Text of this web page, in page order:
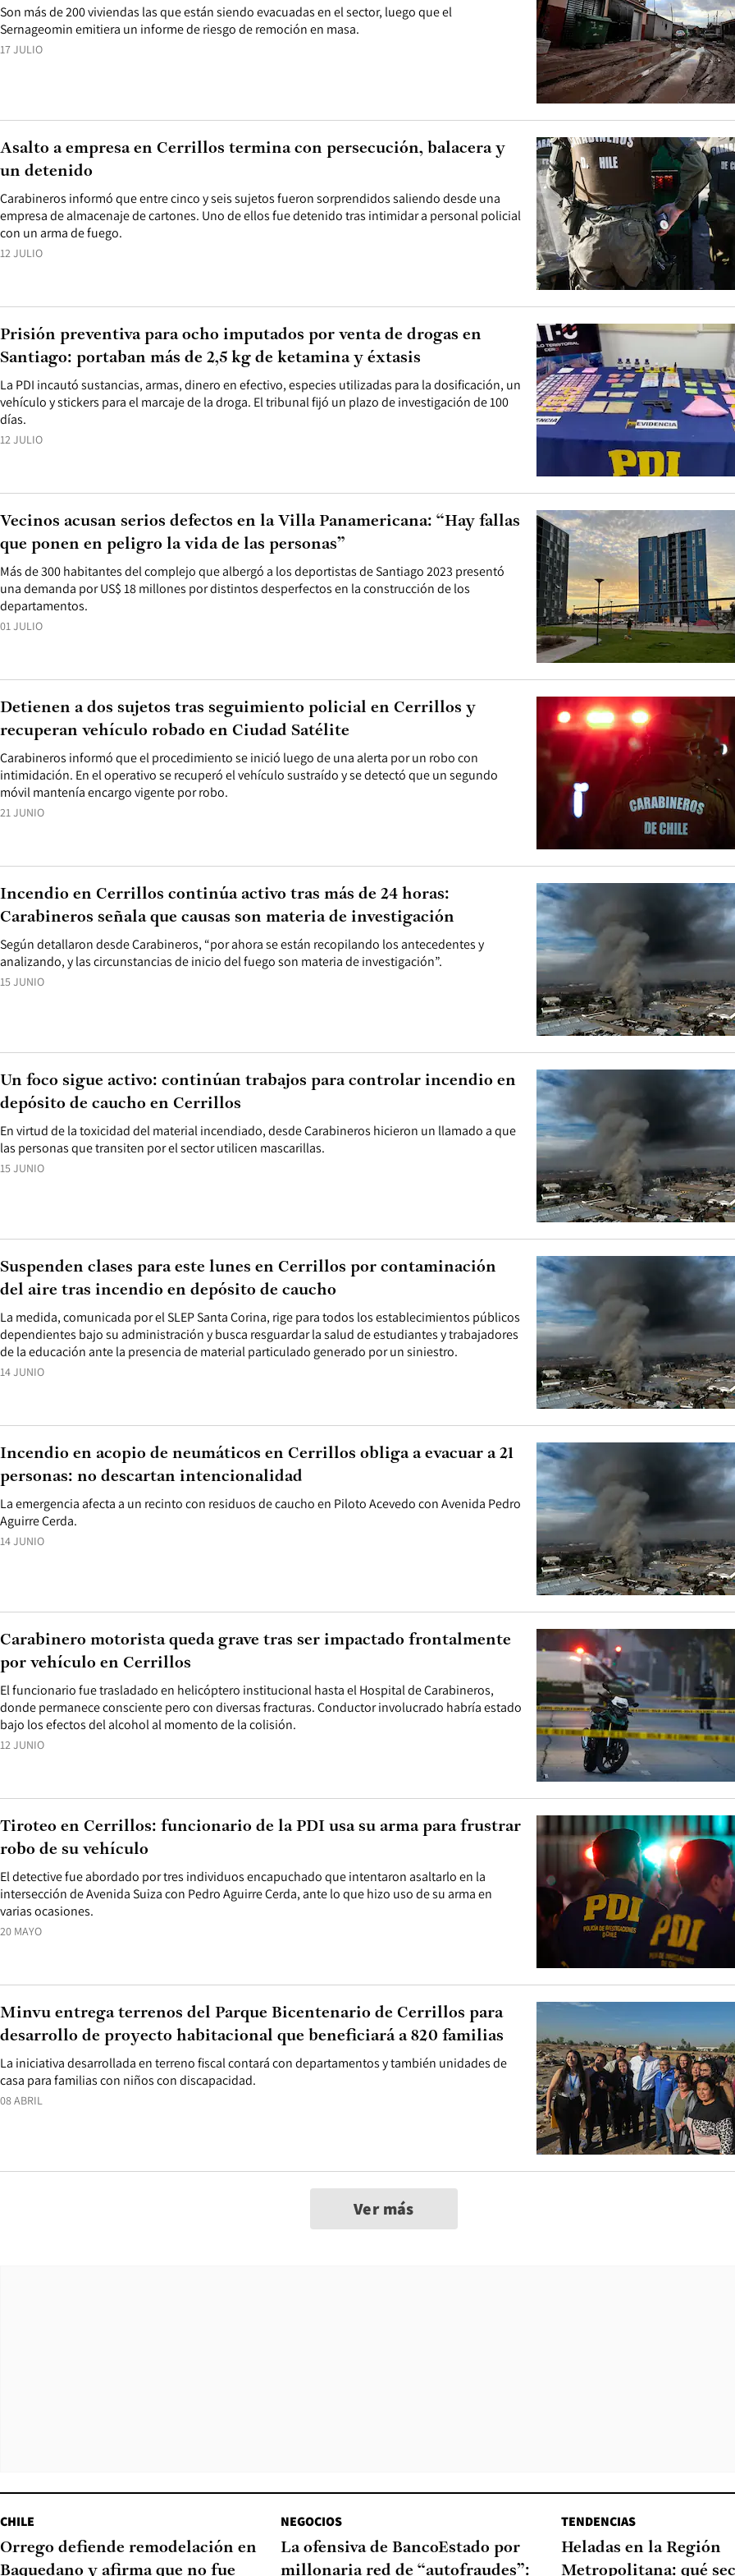
17 JULIO
Son más de 200 viviendas las que están siendo evacuadas en el sector, luego que el
Sernageomin emitiera un informe de riesgo de remoción en masa.
12 JULIO
Carabineros informó que entre cinco y seis sujetos fueron sorprendidos saliendo desde una
empresa de almacenaje de cartones. Uno de ellos fue detenido tras intimidar a personal policial
con un arma de fuego.
Asalto a empresa en Cerrillos termina con persecución, balacera y
un detenido
12 JULIO
La PDI incautó sustancias, armas, dinero en efectivo, especies utilizadas para la dosificación, un
vehículo y stickers para el marcaje de la droga. El tribunal fijó un plazo de investigación de 100
días.
Prisión preventiva para ocho imputados por venta de drogas en
Santiago: portaban más de 2,5 kg de ketamina y éxtasis
01 JULIO
Más de 300 habitantes del complejo que albergó a los deportistas de Santiago 2023 presentó
una demanda por US$ 18 millones por distintos desperfectos en la construcción de los
departamentos.
Vecinos acusan serios defectos en la Villa Panamericana: “Hay fallas
que ponen en peligro la vida de las personas”
21 JUNIO
Carabineros informó que el procedimiento se inició luego de una alerta por un robo con
intimidación. En el operativo se recuperó el vehículo sustraído y se detectó que un segundo
móvil mantenía encargo vigente por robo.
Detienen a dos sujetos tras seguimiento policial en Cerrillos y
recuperan vehículo robado en Ciudad Satélite
15 JUNIO
Según detallaron desde Carabineros, “por ahora se están recopilando los antecedentes y
analizando, y las circunstancias de inicio del fuego son materia de investigación”.
Incendio en Cerrillos continúa activo tras más de 24 horas:
Carabineros señala que causas son materia de investigación
15 JUNIO
En virtud de la toxicidad del material incendiado, desde Carabineros hicieron un llamado a que
las personas que transiten por el sector utilicen mascarillas.
Un foco sigue activo: continúan trabajos para controlar incendio en
depósito de caucho en Cerrillos
14 JUNIO
La medida, comunicada por el SLEP Santa Corina, rige para todos los establecimientos públicos
dependientes bajo su administración y busca resguardar la salud de estudiantes y trabajadores
de la educación ante la presencia de material particulado generado por un siniestro.
Suspenden clases para este lunes en Cerrillos por contaminación
del aire tras incendio en depósito de caucho
14 JUNIO
La emergencia afecta a un recinto con residuos de caucho en Piloto Acevedo con Avenida Pedro
Aguirre Cerda.
Incendio en acopio de neumáticos en Cerrillos obliga a evacuar a 21
personas: no descartan intencionalidad
12 JUNIO
El funcionario fue trasladado en helicóptero institucional hasta el Hospital de Carabineros,
donde permanece consciente pero con diversas fracturas. Conductor involucrado habría estado
bajo los efectos del alcohol al momento de la colisión.
Carabinero motorista queda grave tras ser impactado frontalmente
por vehículo en Cerrillos
20 MAYO
El detective fue abordado por tres individuos encapuchado que intentaron asaltarlo en la
intersección de Avenida Suiza con Pedro Aguirre Cerda, ante lo que hizo uso de su arma en
varias ocasiones.
Tiroteo en Cerrillos: funcionario de la PDI usa su arma para frustrar
robo de su vehículo
08 ABRIL
La iniciativa desarrollada en terreno fiscal contará con departamentos y también unidades de
casa para familias con niños con discapacidad.
Minvu entrega terrenos del Parque Bicentenario de Cerrillos para
desarrollo de proyecto habitacional que beneficiará a 820 familias
Ver más
CHILE
Orrego defiende remodelación en
Baquedano y afirma que no fue
NEGOCIOS
La ofensiva de BancoEstado por
millonaria red de “autofraudes”:
TENDENCIAS
Heladas en la Región
Metropolitana: qué